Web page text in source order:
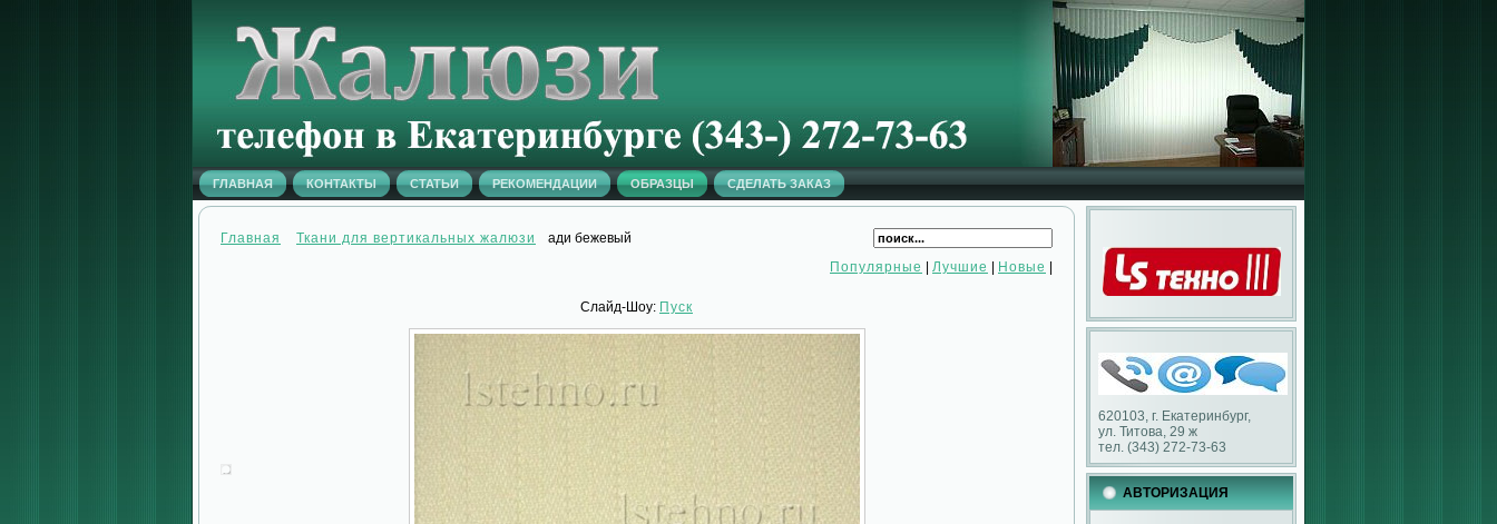
ГЛАВНАЯ КОНТАКТЫ СТАТЬИ РЕКОМЕНДАЦИИ ОБРАЗЦЫ СДЕЛАТЬ ЗАКАЗ
Главная Ткани для вертикальных жалюзи
ади бежевый
Популярные
Лучшие Новые
Слайд-Шоу: Пуск
620103, г. Екатеринбург,
ул. Титова, 29 ж
тел. (343) 272-73-63
АВТОРИЗАЦИЯ